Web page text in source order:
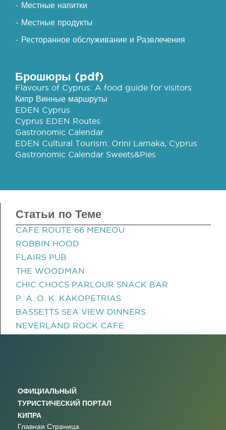
- Местные напитки
- Местные продукты
- Ресторанное обслуживание и Развлечения
Брошюры (pdf)
Flavours of Cyprus: A food guide for visitors
Кипр Винные маршруты
EDEN Cyprus
Cyprus EDEN Routes
Gastronomic Calendar
EDEN Cultural Tourism: Orini Larnaka, Cyprus
Gastronomic Calendar Sweets&Pies
Статьи по Теме
CAFE ROUTE 66 MENEOU
ROBBIN HOOD
FLAIRS PUB
THE WOODMAN
CHIC CHOCS PARLOUR SNACK BAR
P. A. O. K. KAKOPETRIAS
BASSETTS SEA VIEW DINNERS
NEVERLAND ROCK CAFE
ОФИЦИАЛЬНЫЙ
ТУРИСТИЧЕСКИЙ ПОРТАЛ
КИПРА
Главная Страница